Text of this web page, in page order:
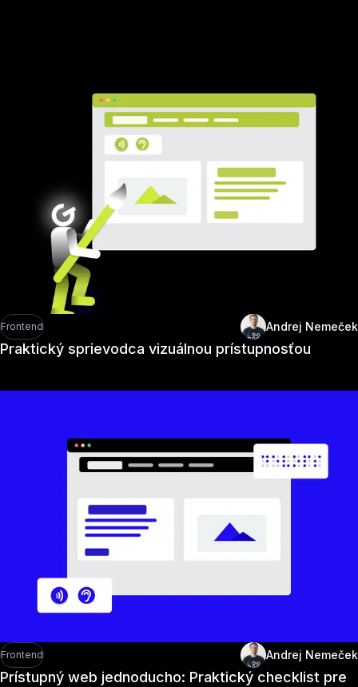
Frontend Andrej Nemeček
Praktický sprievodca vizuálnou prístupnosťou
Frontend Andrej Nemeček
Prístupný web jednoducho: Praktický checklist pre